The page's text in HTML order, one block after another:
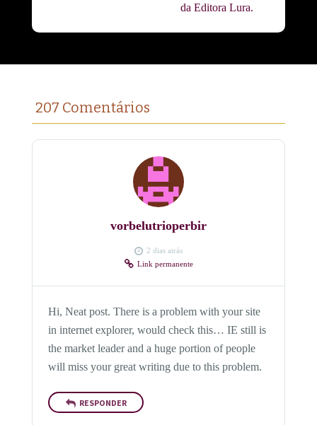
da Editora Lura.
207 Comentários
vorbelutrioperbir
2 dias atrás
Link permanente
Hi, Neat post. There is a problem with your site
in internet explorer, would check this… IE still is
the market leader and a huge portion of people
will miss your great writing due to this problem.
RESPONDER